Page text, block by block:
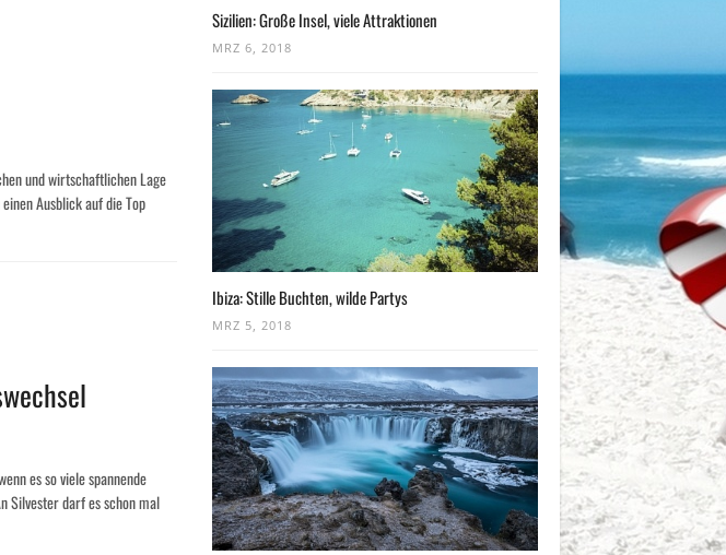
und wirtschaftlichen Lage
Ausblick auf die Top
es so viele spannende
Silvester darf es schon mal
Sizilien: Große Insel, viele Attraktionen
MRZ 6, 2018
Ibiza: Stille Buchten, wilde Partys
MRZ 5, 2018